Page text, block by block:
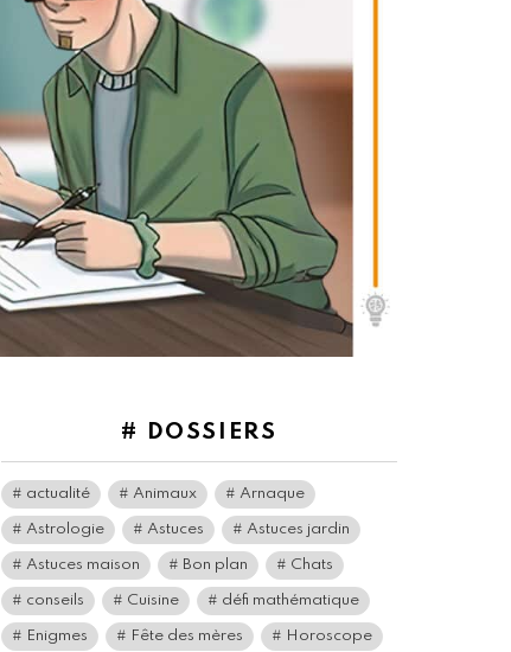
# DOSSIERS
actualité Animaux Arnaque
Astrologie Astuces Astuces jardin
Astuces maison Bon plan Chats
conseils Cuisine défi mathématique
Enigmes Fête des mères Horoscope